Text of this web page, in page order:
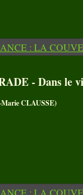
- Dans le
CLAUSSE)